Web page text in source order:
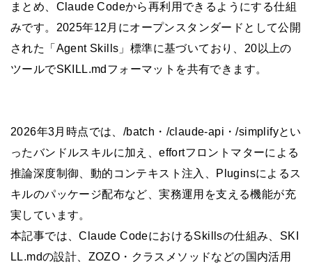
まとめ、Claude Codeから再利用できるようにする仕組
みです。2025年12月にオープンスタンダードとして公開
された「Agent Skills」標準に基づいており、20以上の
ツールでSKILL.mdフォーマットを共有できます。
2026年3月時点では、/batch・/claude-api・/simplifyとい
ったバンドルスキルに加え、effortフロントマターによる
推論深度制御、動的コンテキスト注入、Pluginsによるス
キルのパッケージ配布など、実務運用を支える機能が充
実しています。
本記事では、Claude CodeにおけるSkillsの仕組み、SKI
LL.mdの設計、ZOZO・クラスメソッドなどの国内活用